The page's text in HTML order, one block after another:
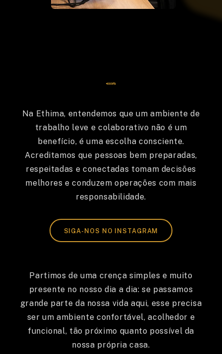
Na Ethima, entendemos que um ambiente de
trabalho leve e colaborativo não é um
benefício, é uma escolha consciente.
Acreditamos que pessoas bem preparadas,
respeitadas e conectadas tomam decisões
melhores e conduzem operações com mais
responsabilidade.
SIGA-NOS NO INSTAGRAM
Partimos de uma crença simples e muito
presente no nosso dia a dia: se passamos
grande parte da nossa vida aqui, esse precisa
ser um ambiente confortável, acolhedor e
funcional, tão próximo quanto possível da
nossa própria casa.